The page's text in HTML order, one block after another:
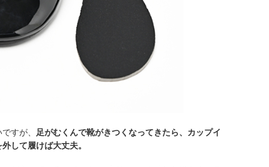
すが、 足がむくんで靴がきつくなってきたら、カップイ
して履けば大丈夫。